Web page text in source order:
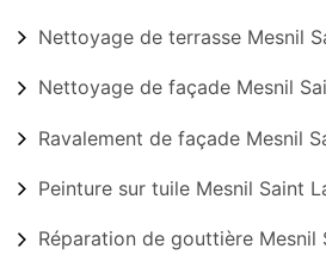
Nettoyage de terrasse Mesnil
Nettoyage de façade Mesnil
Ravalement de façade Mesnil
Peinture sur tuile Mesnil Saint
Réparation de gouttière Mesnil